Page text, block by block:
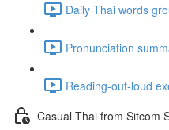
Daily Thai words
Pronunciation
Reading-out-loud
Casual Thai from Sitcom